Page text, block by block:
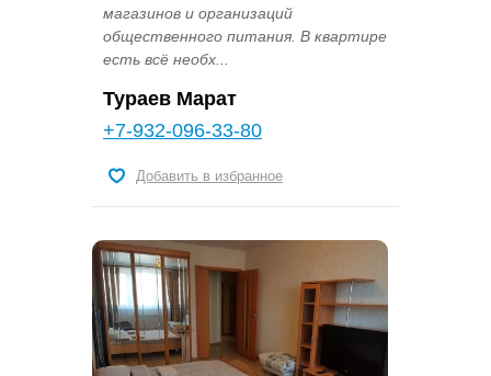
магазинов и организаций
общественного питания. В квартире
есть всё необх...
Тураев Марат
+7-932-096-33-80
Добавить в избранное